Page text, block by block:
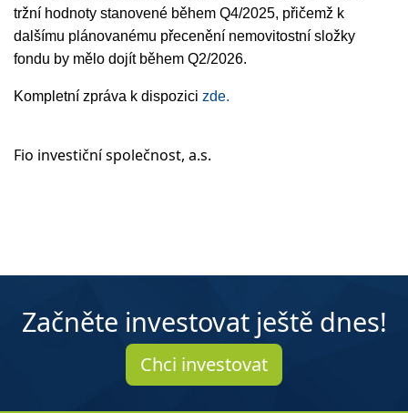
tržní hodnoty stanovené během Q4/2025, přičemž k
dalšímu plánovanému přecenění nemovitostní složky
fondu by mělo dojít během Q2/2026.
Kompletní zpráva k dispozici zde.
Fio investiční společnost, a.s.
Začněte investovat ještě dnes!
Chci investovat